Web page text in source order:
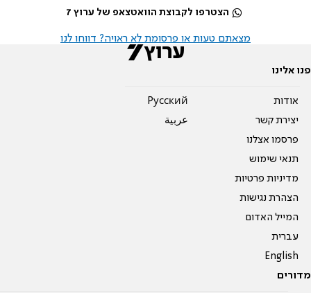
הצטרפו לקבוצת הוואטצאפ של ערוץ 7
מצאתם טעות או פרסומת לא ראויה? דווחו לנו
פנו אלינו
אודות
יצירת קשר
פרסמו אצלנו
תנאי שימוש
מדיניות פרטיות
הצהרת נגישות
המייל האדום
עברית
English
Pусский
عربية
מדורים